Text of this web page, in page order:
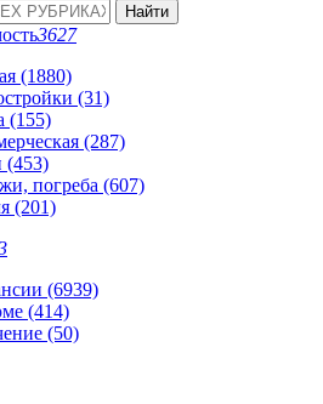
3627
(1880)
(31)
(155)
(287)
(453)
погреба (607)
(201)
(6939)
(414)
(50)